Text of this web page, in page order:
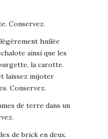
Conservez.
huilée
ainsi que les
la carotte.
laissez mijoter
Conservez.
de terre dans un
de brick en deux.